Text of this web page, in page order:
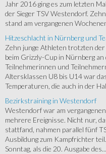
Jahr 2016 ging es zum letzten
der Sieger TSV Westendorf.
stand am vergangenen
Hitzeschlacht in Nürnberg und
Zehn junge Athleten trotzten
beim Grizzly-Cup in Nürnberg
Teilnehmerinnen und
Altersklassen U8 bis U14 war
Temperaturen, die auch in der
Bezirkstraining in Westendorf
Westendorf war am
mehrere Ereignisse. Nicht nur,
stattfand, nahmen parallel fünf
Ausbildung zum Kampfrichter
Sonntag, als die 20. Ausgabe des...